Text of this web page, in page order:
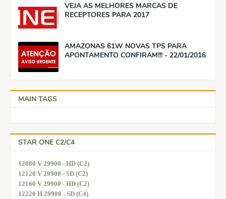
VEJA AS MELHORES MARCAS DE
RECEPTORES PARA 2017
AMAZONAS 61W NOVAS TPS PARA
APONTAMENTO CONFIRAM!!! - 22/01/2016
MAIN TAGS
STAR ONE C2/C4
12080 V 29900 - HD (C2)
12120 V 29900 - SD (C2)
12160 V 29900 - HD (C2)
12220 H 29900 - SD (C4)